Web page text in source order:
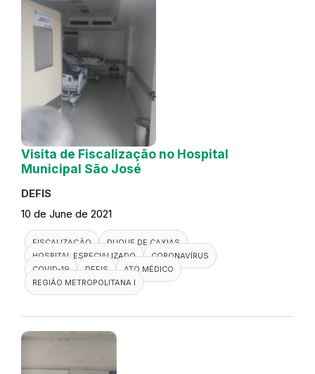
Visita de Fiscalização no Hospital
Municipal São José
DEFIS
10 de June de 2021
FISCALIZAÇÃO
DUQUE DE CAXIAS
HOSPITAL ESPECIALIZADO
CORONAVÍRUS
COVID-19
DEFIS
ATO MÉDICO
REGIÃO METROPOLITANA I